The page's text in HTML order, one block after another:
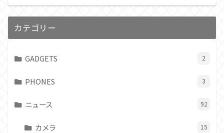
カテゴリー
GADGETS 2
PHONES 3
ニュース 92
カメラ 15